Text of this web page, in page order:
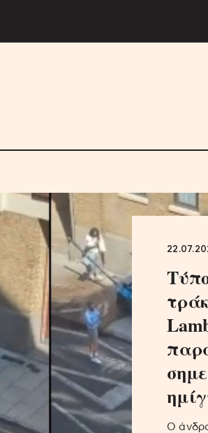
Ο